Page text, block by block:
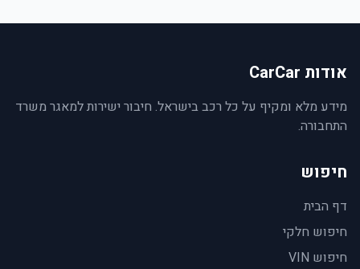
אודות CarCar
מידע מלא ומקיף על כל רכב בישראל. חיבור ישירות למאגר משרד
התחבורה.
חיפוש
דף הבית
חיפוש חלקי
חיפוש VIN